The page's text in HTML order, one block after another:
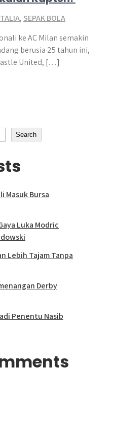
, SEPAK BOLA
ke AC Milan semakin
berusia 25 tahun ini,
United, […]
Search
Masuk Bursa
Luka Modric
Lebih Tajam Tanpa
Derby
Penentu Nasib